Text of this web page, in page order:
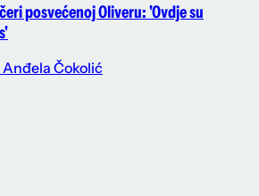
posvećenoj Oliveru: 'Ovdje su
Anđela Čokolić